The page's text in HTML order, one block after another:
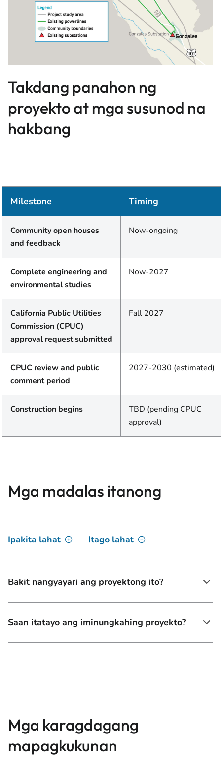
Takdang panahon ng
proyekto at mga susunod na
hakbang
Milestone Timing
Community open houses
and feedback
Now-ongoing
Complete engineering and
environmental studies
Now-2027
California Public Utilities
Commission (CPUC)
approval request submitted
Fall 2027
CPUC review and public
comment period
2027-2030 (estimated)
Construction begins
TBD (pending CPUC
approval)
Mga madalas itanong
Ipakita lahat Itago lahat
Bakit nangyayari ang proyektong ito?
Saan itatayo ang iminungkahing proyekto?
Mga karagdagang
mapagkukunan